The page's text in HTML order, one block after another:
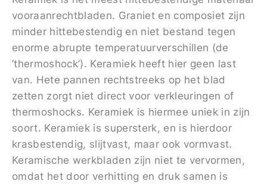
vooraanrechtbladen. Graniet en composiet zijn
minder hittebestendig en niet bestand tegen
enorme abrupte temperatuurverschillen (de
‘thermoshock’). Keramiek heeft hier geen last
van. Hete pannen rechtstreeks op het blad
zetten zorgt niet direct voor verkleuringen of
thermoshocks. Keramiek is hiermee uniek in zijn
soort. Keramiek is supersterk, en is hierdoor
krasbestendig, slijtvast, maar ook vormvast.
Keramische werkbladen zijn niet te vervormen,
omdat het door verhitting en druk samen is